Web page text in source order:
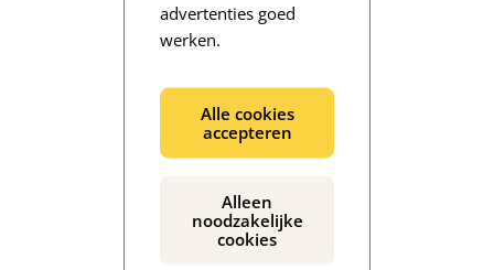
advertenties goed
werken.
Alle cookies
accepteren
Alleen
noodzakelijke
cookies
De inhoud wordt geladen...